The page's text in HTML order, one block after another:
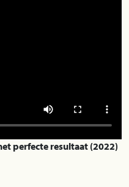
perfecte resultaat (2022)